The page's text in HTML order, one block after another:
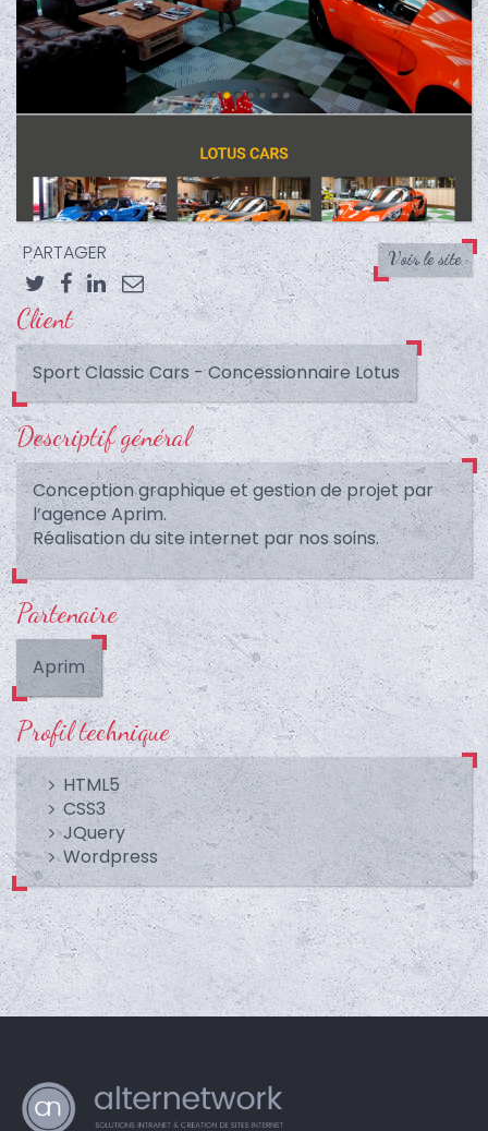
PARTAGER
TwitterFacebook
LinkedInEmail
Voir le site
Client
Sport Classic Cars - Concessionnaire Lotus
Descriptif général
Conception graphique et gestion de projet par
l’agence Aprim.
Réalisation du site internet par nos soins.
Partenaire
Aprim
Profil technique
HTML5
CSS3
JQuery
Wordpress